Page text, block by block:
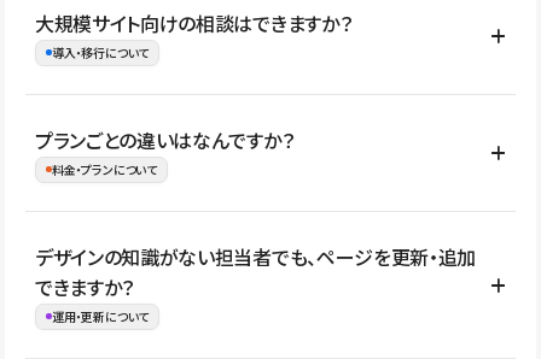
はい。既存サイトの構成やコンテンツ、URLを整理したうえで、
Studio上に再構築する形で移行できます。 WordPressの場合は、
イト全体のデザインや設定がそのまま移行されるわけではないた
め、移行後にページ構成やデザイン、CMS設計、URL・リダイレク
大規模サイト向けの相談はできますか？
導入・移行について
はい。アクセス規模が大きいサイトや、複数部門での運用、権限管
理、セキュリティ確認、既存システムとの連携など、個別の要件が
ない段階でも、お問い合わせください。
お問合せはこちら
プランごとの違いはなんですか？
料金・プランについて
公開ページ数、バージョン履歴の期間、CMS利用数の上限、権限
管理の有無などがプランごとに異なります。詳しくは料金プランペ
ージをご覧ください。
デザインの知識がない担当者でも、ページを更新・追加
できますか？
運用・更新について